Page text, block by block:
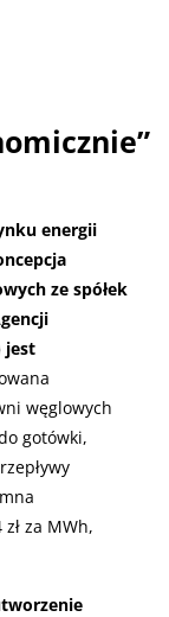
energii
ze spółek
jest
węglowych
gotówki,
za MWh,